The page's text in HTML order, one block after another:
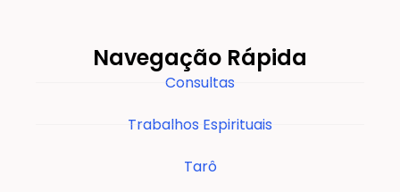
Navegação Rápida
Consultas
Trabalhos Espirituais
Tarô